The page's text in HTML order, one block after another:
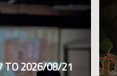
TO 2026/08/21